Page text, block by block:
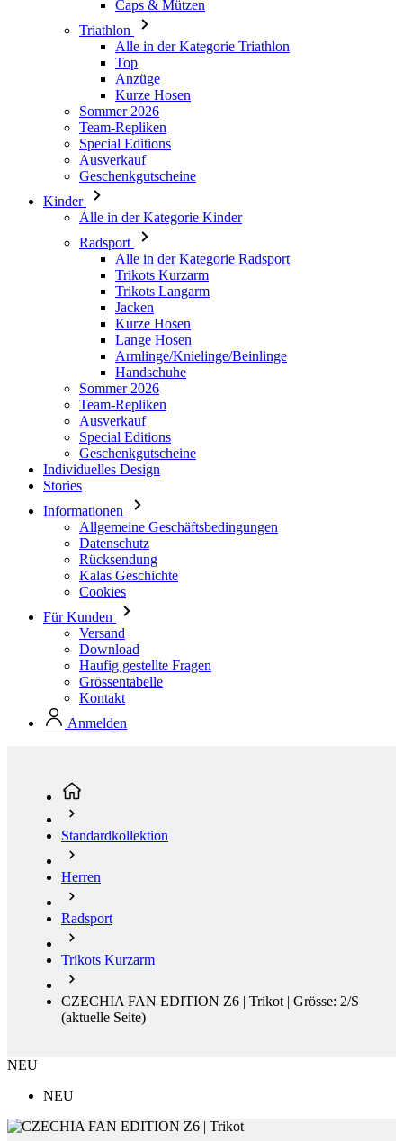
Caps & Mützen
Triathlon
Alle in der Kategorie Triathlon
Top
Anzüge
Kurze Hosen
Sommer 2026
Team-Repliken
Special Editions
Ausverkauf
Geschenkgutscheine
Kinder
Alle in der Kategorie Kinder
Radsport
Alle in der Kategorie Radsport
Trikots Kurzarm
Trikots Langarm
Jacken
Kurze Hosen
Lange Hosen
Armlinge/Knielinge/Beinlinge
Handschuhe
Sommer 2026
Team-Repliken
Ausverkauf
Special Editions
Geschenkgutscheine
Individuelles Design
Stories
Informationen
Allgemeine Geschäftsbedingungen
Datenschutz
Rücksendung
Kalas Geschichte
Cookies
Für Kunden
Versand
Download
Haufig gestellte Fragen
Grössentabelle
Kontakt
Anmelden
Standardkollektion
Herren
Radsport
Trikots Kurzarm
CZECHIA FAN EDITION Z6 | Trikot | Grösse: 2/S
(aktuelle Seite)
NEU
NEU